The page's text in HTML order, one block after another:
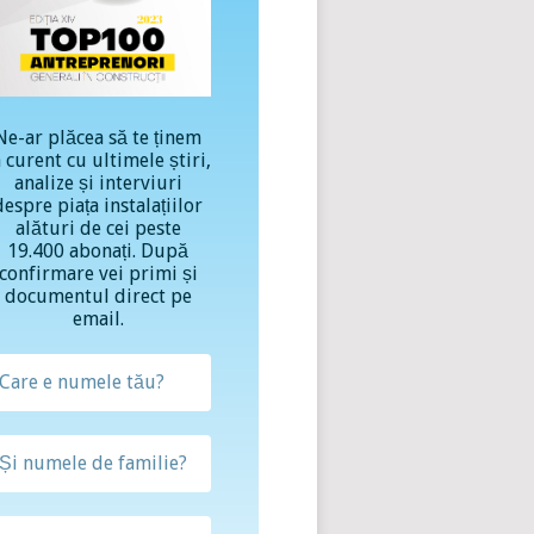
ar plăcea să te ținem
curent cu ultimele știri,
analize și interviuri
piața instalațiilor
alături de cei peste
19.400 abonați. După
vei primi și
documentul direct pe
email.